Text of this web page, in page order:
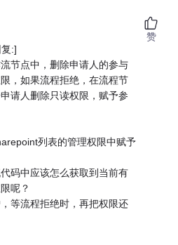
:]
节点中，删除申请人的参与
，如果流程拒绝，在流程节
请人删除只读权限，赋予参
列表的管理权限中赋予
码中应该怎么获取到当前有
呢？
等流程拒绝时，再把权限还
赞